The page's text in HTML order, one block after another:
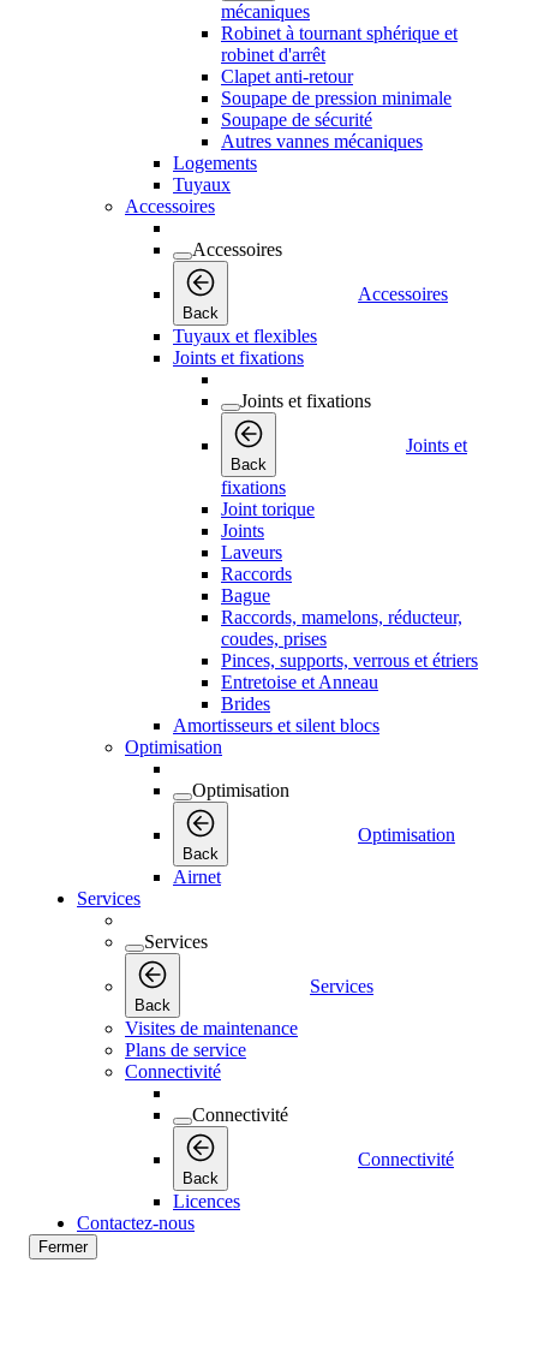
mécaniques
Robinet à tournant sphérique et
robinet d'arrêt
Clapet anti-retour
Soupape de pression minimale
Soupape de sécurité
Autres vannes mécaniques
Logements
Tuyaux
Accessoires
Accessoires
Back
Accessoires
Tuyaux et flexibles
Joints et fixations
Joints et fixations
Back
Joints et
fixations
Joint torique
Joints
Laveurs
Raccords
Bague
Raccords, mamelons, réducteur,
coudes, prises
Pinces, supports, verrous et étriers
Entretoise et Anneau
Brides
Amortisseurs et silent blocs
Optimisation
Optimisation
Back
Optimisation
Airnet
Services
Services
Back
Services
Visites de maintenance
Plans de service
Connectivité
Connectivité
Back
Connectivité
Licences
Contactez-nous
Fermer